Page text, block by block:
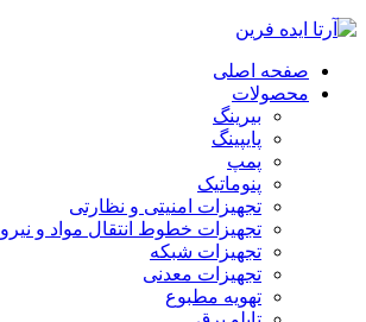
صفحه اصلی
محصولات
بیرینگ
پایپینگ
پمپ
پنوماتیک
تجهیزات امنیتی و نظارتی
تجهیزات خطوط انتقال مواد و نیرو
تجهیزات شبکه
تجهیزات معدنی
تهویه مطبوع